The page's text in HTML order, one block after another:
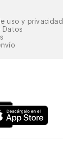
uso y privacidad
Datos